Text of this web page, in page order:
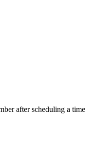
after scheduling a time